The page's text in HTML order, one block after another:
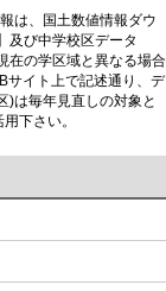
は、国土数値情報ダウ
及び中学校区データ
在の学区域と異なる場合
サイト上で記述通り、デ
)は毎年見直しの対象と
下さい。